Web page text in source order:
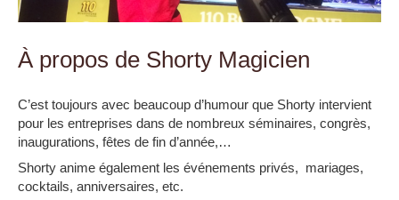
À propos de Shorty Magicien
C’est toujours avec beaucoup d’humour que Shorty intervient
pour les entreprises dans de nombreux séminaires, congrès,
inaugurations, fêtes de fin d’année,…
Shorty anime également les événements privés, mariages,
cocktails, anniversaires, etc.